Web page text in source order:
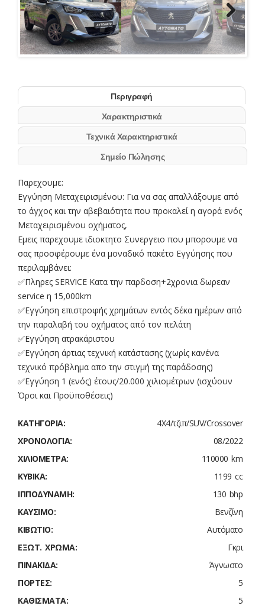
Next
Περιγραφή
Χαρακτηριστικά
Τεχνικά Χαρακτηριστικά
Σημείο Πώλησης
Παρεχουμε:
Εγγύηση Μεταχειρισμένου: Για να σας απαλλάξουμε από
το άγχος και την αβεβαιότητα που προκαλεί η αγορά ενός
Μεταχειρισμένου οχήματος,
Eμεις παρεχουμε ιδιοκτητο Συνεργειο που μπορουμε να
σας προσφέρουμε ένα μοναδικό πακέτο Εγγύησης που
περιλαμβάνει:
✅Πληρες SERVICE Κατα την παρδοση+2χρονια δωρεαν
service η 15,000km
✅Εγγύηση επιστροφής χρημάτων εντός δέκα ημέρων από
την παραλαβή του οχήματος από τον πελάτη
✅Εγγύηση ατρακάριστου
✅Εγγύηση άρτιας τεχνική κατάστασης (χωρίς κανένα
τεχνικό πρόβλημα απο την στιγμή της παράδοσης)
✅Εγγύηση 1 (ενός) έτους/20.000 χιλιομέτρων (ισχύουν
Όροι και Προϋποθέσεις)
ΚΑΤΗΓΟΡΊΑ:
4Χ4/τζιπ/SUV/Crossover
ΧΡΟΝΟΛΟΓΊΑ:
08/2022
ΧΙΛΙΌΜΕΤΡΑ:
110000 km
ΚΥΒΙΚΆ:
1199 cc
ΙΠΠΟΔΎΝΑΜΗ:
130 bhp
ΚΑΎΣΙΜΟ:
Βενζίνη
ΚΙΒΏΤΙΟ:
Αυτόματο
ΈΞΩΤ. ΧΡΏΜΑ:
Γκρι
ΠΙΝΑΚΊΔΑ:
Άγνωστο
ΠΌΡΤΕΣ:
5
ΚΑΘΊΣΜΑΤΑ:
5